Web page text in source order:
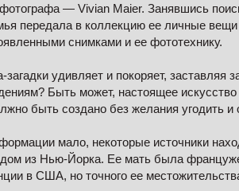
— Vivian Maier. Занявшись
передала в коллекцию ее личные
снимками и ее фототехнику.
удивляет и покоряет, заставляя
Быть может, настоящее
быть создано без желания угодить и
мало, некоторые источники
из Нью-Йорка. Ее мать была
в США, но точного ее